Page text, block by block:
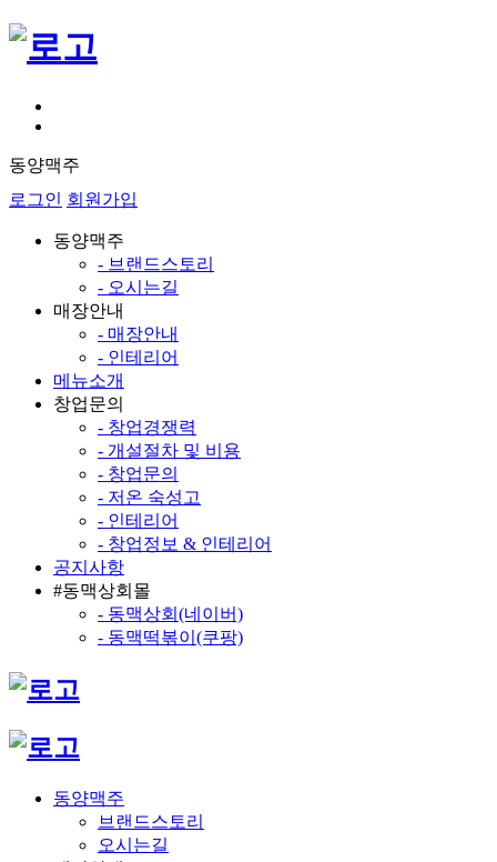
동양맥주
로그인 회원가입
동양맥주
- 브랜드스토리
- 오시는길
매장안내
- 매장안내
- 인테리어
메뉴소개
창업문의
- 창업경쟁력
- 개설절차 및 비용
- 창업문의
- 저온 숙성고
- 인테리어
- 창업정보 & 인테리어
공지사항
#동맥상회몰
- 동맥상회(네이버)
- 동맥떡볶이(쿠팡)
동양맥주
브랜드스토리
오시는길